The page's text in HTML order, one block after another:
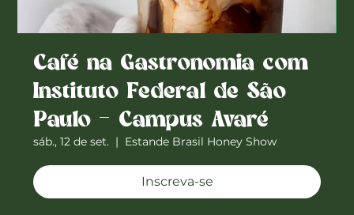
Café na Gastronomia com
Instituto Federal de São
Paulo – Campus Avaré
sáb., 12 de set.
  |
Estande Brasil Honey Show
Inscreva-se